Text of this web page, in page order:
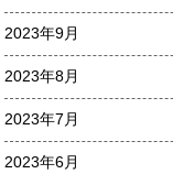
2023年9月
2023年8月
2023年7月
2023年6月